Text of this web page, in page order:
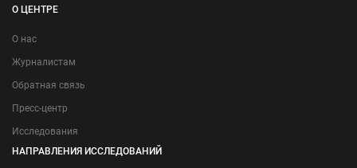
О ЦЕНТРЕ
О нас
Журналистам
Обратная связь
Пресс-центр
Исследования
НАПРАВЛЕНИЯ ИССЛЕДОВАНИЙ